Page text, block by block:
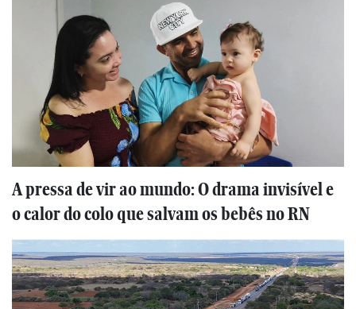
A pressa de vir ao mundo: O drama invisível e
o calor do colo que salvam os bebês no RN